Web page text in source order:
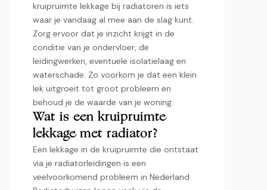
kruipruimte lekkage bij radiatoren is iets
waar je vandaag al mee aan de slag kunt.​
Zorg ervoor dat je inzicht krijgt in de
conditie van je ondervloer, de
leidingwerken, eventuele isolatielaag en
waterschade.​ Zo voorkom je dat een klein
lek uitgroeit tot groot probleem en
behoud je de waarde van je woning.​
Wat is een kruipruimte
lekkage met radiator?
Een lekkage in de kruipruimte die ontstaat
via je radiatorleidingen is een
veelvoorkomend probleem in Nederland.​